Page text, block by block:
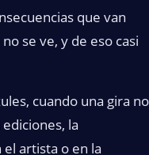
que van
se ve, y de eso casi
cuando una gira no
la
artista o en la